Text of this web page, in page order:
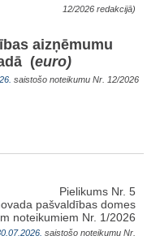
12/2026 redakcijā)
aizņēmumu
(euro)
saistošo noteikumu Nr. 12/2026
Pielikums Nr. 5
pašvaldības domes
noteikumiem Nr. 1/2026
saistošo noteikumu Nr.